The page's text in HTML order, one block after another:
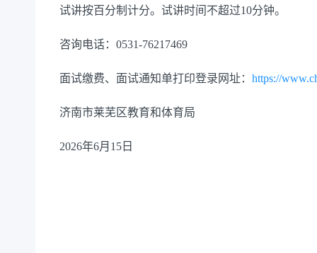
试讲按百分制计分。试讲时间不超过10分钟。
咨询电话：0531-76217469
面试缴费、面试通知单打印登录网址： https://
济南市莱芜区教育和体育局
2026年6月15日